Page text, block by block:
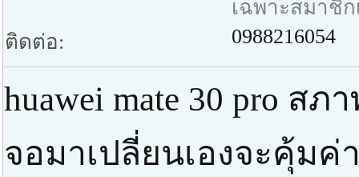
เฉพาะสมาชิ
ติดต่อ:
0988216054
huawei mate 30 pro ส
จอมาเปลี่ยนเองจะคุ้ม